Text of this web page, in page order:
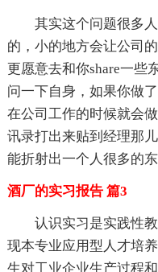
其实这个问题很多
的，小的地方会让公司
更愿意去和你share一些
问一下自身，如果你做
在公司工作的时候就会
讯录打出来贴到经理那
能折射出一个人很多的
酒厂的实习报告 篇3
认识实习是实践性
现本专业应用型人才培
生对工业企业生产过程